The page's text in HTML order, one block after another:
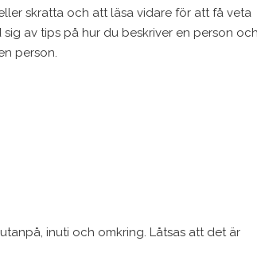
skratta och att läsa vidare för att få veta
av tips på hur du beskriver en person
person.
inuti och omkring. Låtsas att det är